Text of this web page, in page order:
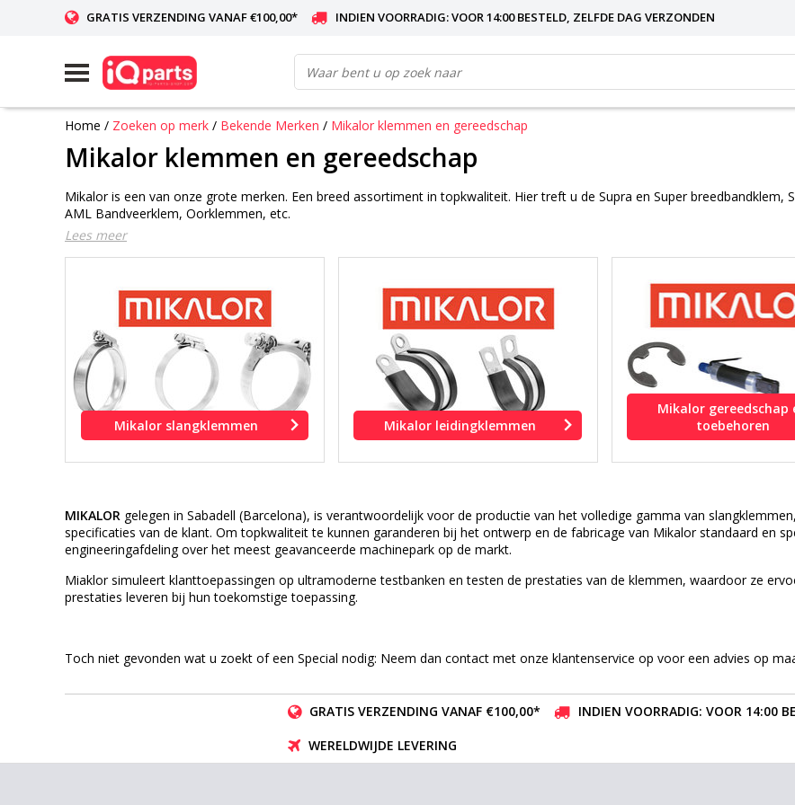
GRATIS VERZENDING VANAF €100,00* INDIEN VOORRADIG: VOOR 14:00 BESTELD, ZELFDE DAG VERZONDEN
Home / Zoeken op merk / Bekende Merken / Mikalor klemmen en gereedschap
Mikalor klemmen en gereedschap
Mikalor is een van onze grote merken. Een breed assortiment in topkwaliteit. Hier treft u de Supra en Super breedbandklem,
AML Bandveerklem, Oorklemmen, etc.
Lees meer
Mikalor slangklemmen Mikalor leidingklemmen
Mikalor gereedschap
toebehoren
MIKALOR gelegen in Sabadell (Barcelona), is verantwoordelijk voor de productie van het volledige gamma van
specificaties van de klant. Om topkwaliteit te kunnen garanderen bij het ontwerp en de fabricage van Mikalor standaard en
engineeringafdeling over het meest geavanceerde machinepark op de markt.
Miaklor simuleert klanttoepassingen op ultramoderne testbanken en testen de prestaties van de klemmen, waardoor ze
prestaties leveren bij hun toekomstige toepassing.
Toch niet gevonden wat u zoekt of een Special nodig: Neem dan contact met onze klantenservice op voor een advies op
GRATIS VERZENDING VANAF €100,00*
INDIEN VOORRADIG: VOOR 14:00
WERELDWIJDE LEVERING